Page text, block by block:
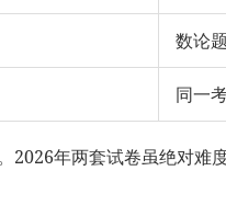
数论
同一
2026年两套试卷虽绝对